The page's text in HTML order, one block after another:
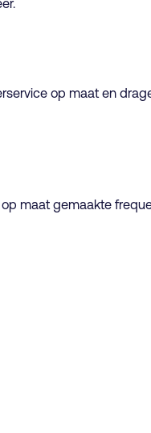
op maat en
maat gemaakte